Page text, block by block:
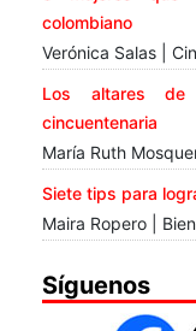
colombiano
Verónica Salas |
Los altares de
cincuentenaria
María Ruth
Siete tips para
Maira Ropero |
Síguenos